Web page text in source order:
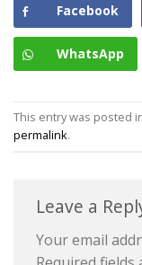
Facebook
WhatsApp
This entry was posted
permalink.
Leave a
Your email